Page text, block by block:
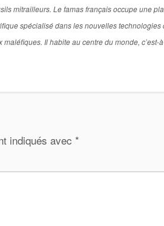
mitrailleurs. Le famas français occupe une
spécialisé dans les nouvelles technologies
Il habite au centre du monde, c’est-
indiqués avec *